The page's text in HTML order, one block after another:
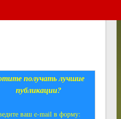
получать лучшие
публикации?
ваш e-mail в форму: